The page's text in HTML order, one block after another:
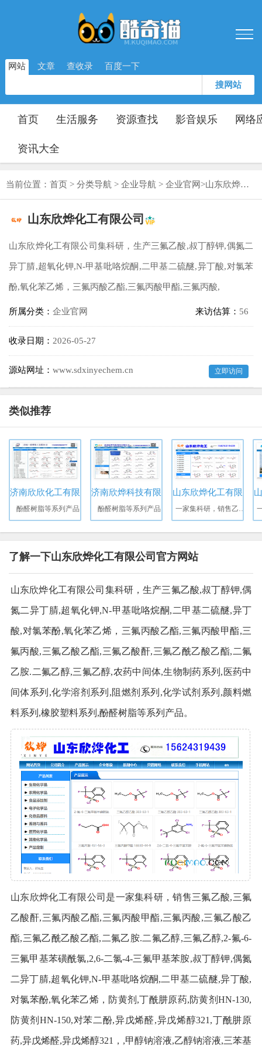
网站 文章 查收录 百度一下
搜网站
首页 生活服务 资源查找 影音娱乐 网络
资讯大全
当前位置： 首页 > 分类导航 > 企业导航 > 企业官网>山东欣烨化工有限公司
山东欣烨化工有限公司
山东欣烨化工有限公司集科研，生产三氟乙酸,叔丁醇钾,偶氮二
异丁腈,超氧化钾,N-甲基吡咯烷酮,二甲基二硫醚,异丁酸,对氯苯
酚,氧化苯乙烯，三氟丙酸乙酯,三氟丙酸甲酯,三氟丙酸,
所属分类： 企业官网 来访估算： 56
收录日期： 2026-05-27
源站网址： www.sdxinyechem.cn 立即访问
类似推荐
济南欣欣化工有限公司
酚醛树脂等系列产品
济南欣烨科技有限公司
酚醛树脂等系列产品
山东欣烨化工有限公司
了解一下山东欣烨化工有限公司官方网站
山东欣烨化工有限公司集科研，生产三氟乙酸,叔丁醇钾,偶
氮二异丁腈,超氧化钾,N-甲基吡咯烷酮,二甲基二硫醚,异丁
酸,对氯苯酚,氧化苯乙烯，三氟丙酸乙酯,三氟丙酸甲酯,三
氟丙酸,三氟乙酸乙酯,三氟乙酸酐,三氟乙酰乙酸乙酯,二氟
乙胺.二氟乙醇,三氟乙醇,农药中间体,生物制药系列,医药中
间体系列,化学溶剂系列,阻燃剂系列,化学试剂系列,颜料燃
料系列,橡胶塑料系列,酚醛树脂等系列产品。
山东欣烨化工有限公司是一家集科研，销售三氟乙酸,三氟
乙酸酐,三氟丙酸乙酯,三氟丙酸甲酯,三氟丙酸,三氟乙酸乙
酯,三氟乙酰乙酸乙酯,二氟乙胺.二氟乙醇,三氟乙醇,2-氟-6-
三氟甲基苯磺酰氯,2,6-二氯-4-三氟甲基苯胺,叔丁醇钾,偶氮
二异丁腈,超氧化钾,N-甲基吡咯烷酮,二甲基二硫醚,异丁酸,
对氯苯酚,氧化苯乙烯，防黄剂,丁酰肼原药,防黄剂HN-130,
防黄剂HN-150,对苯二酚,异戊烯醛,异戊烯醇321,丁酰肼原
药,异戊烯醛,异戊烯醇321，,甲醇钠溶液,乙醇钠溶液,三苯基